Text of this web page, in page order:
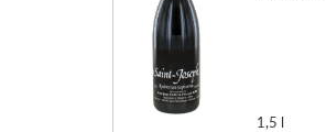
1,5 l